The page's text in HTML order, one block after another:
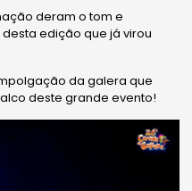
deram o tom e
edição que já virou
da galera que
deste grande evento!